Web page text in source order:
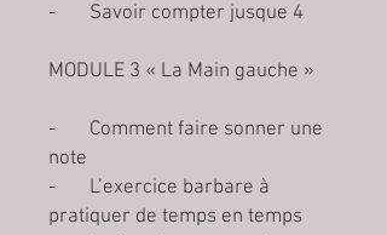
- Savoir compter jusque 4
MODULE 3 « La Main gauche »
- Comment faire sonner une
note
- L’exercice barbare à
pratiquer de temps en temps